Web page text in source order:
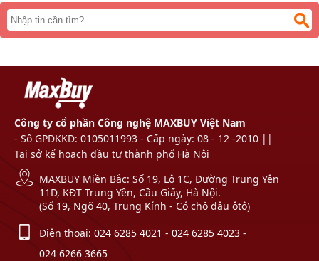
Công ty cổ phần Công nghệ MAXBUY Việt Nam
- Số GPDKKD: 0105011993 - Cấp ngày: 08 - 12 -2010 ||
Tại sở kế hoạch đầu tư thành phố Hà Nội
MAXBUY Miền Bắc: Số 19, Lô 1C, Đường Trung Yên
11D, KĐT Trung Yên, Cầu Giấy, Hà Nội.
(Số 19, Ngõ 40, Trung Kính - Có chỗ đậu ôtô)
Điện thoại: 024 6285 4021 - 024 6285 4023 -
024 6266 3665